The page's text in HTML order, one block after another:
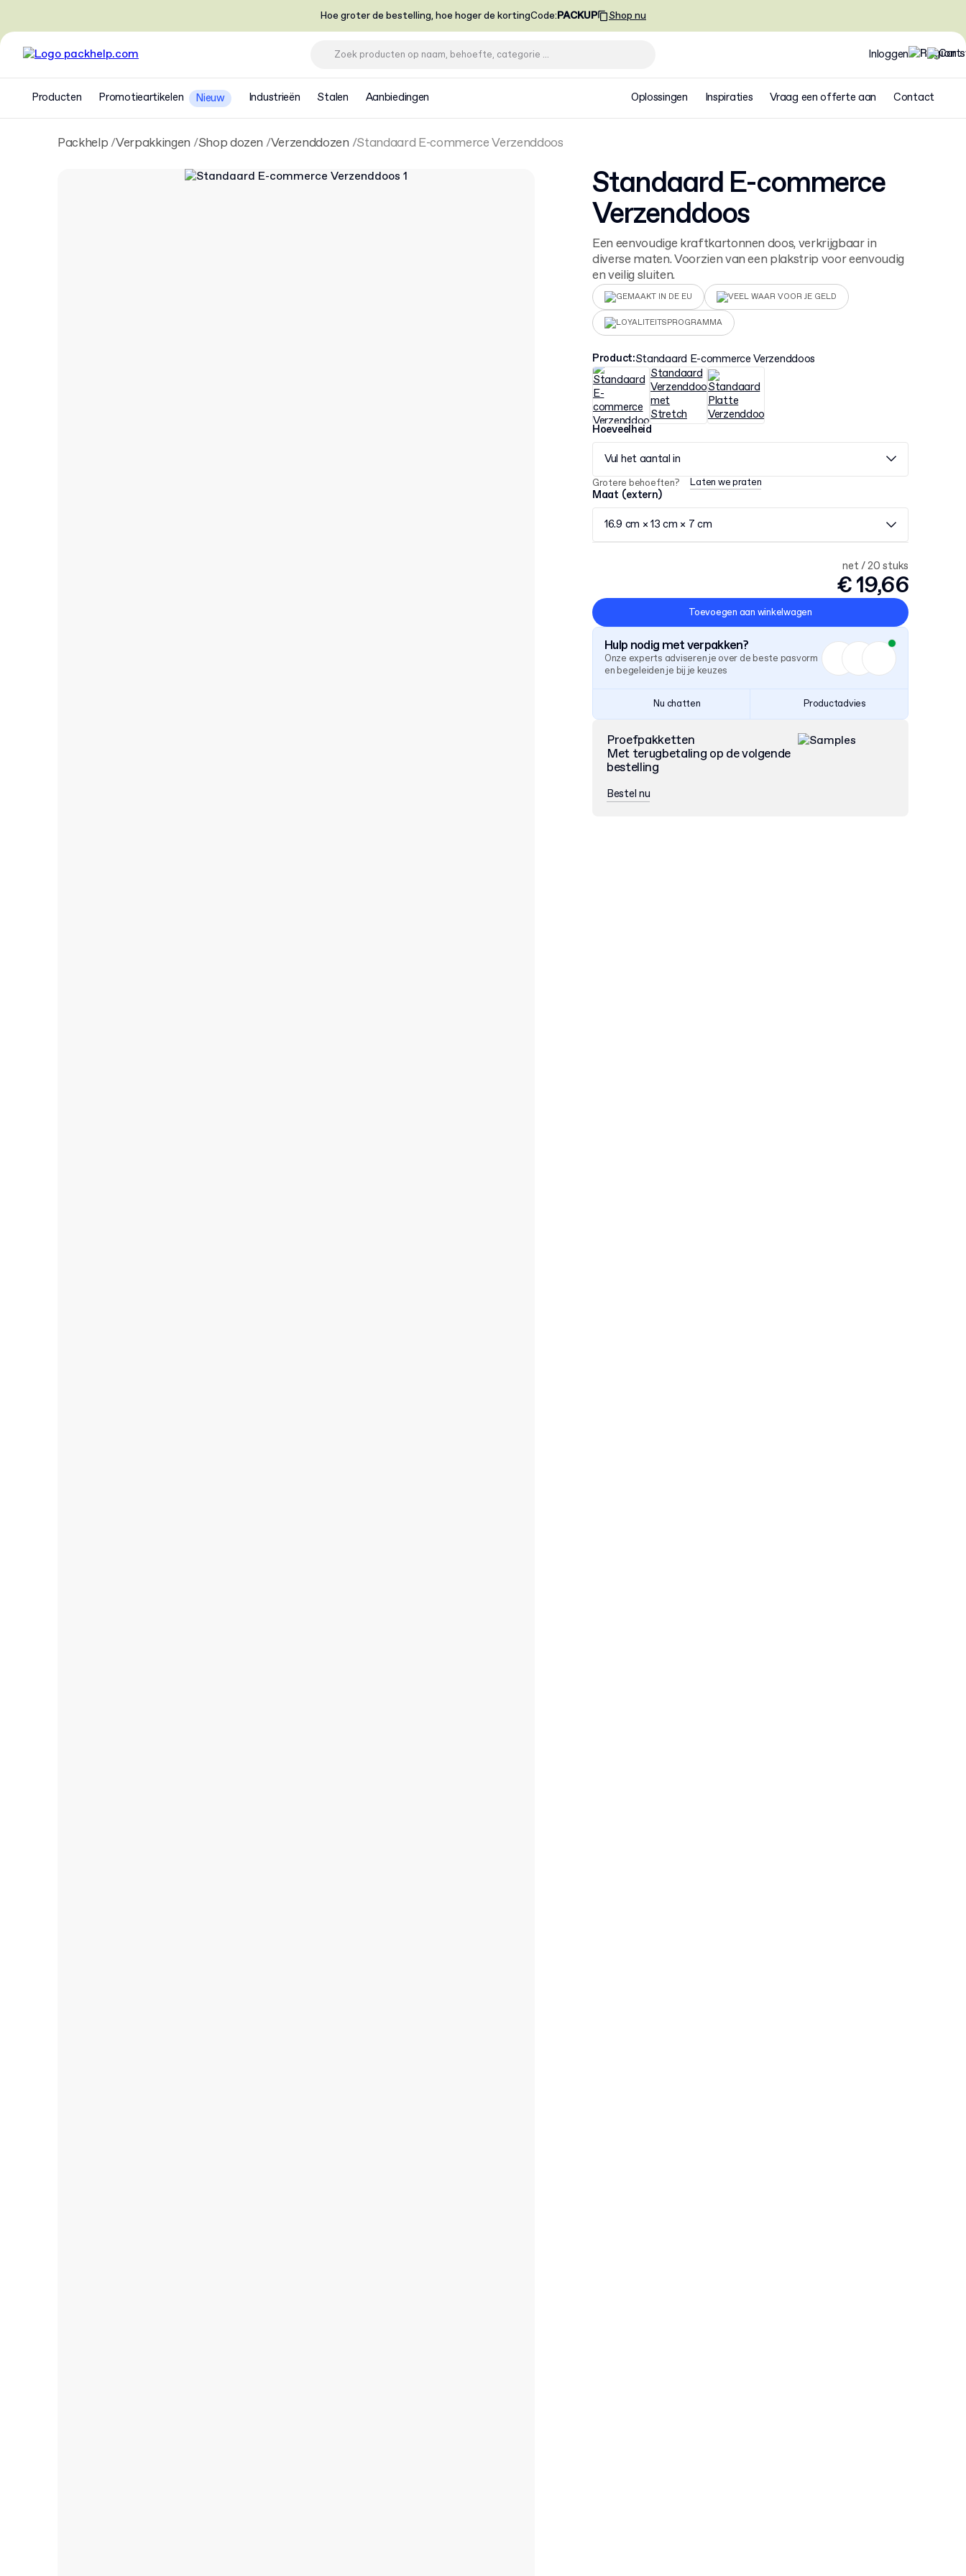
Hoe groter de bestelling, hoe hoger de kortingCode:PACKUP Shop nu
Inloggen
Producten Promotieartikelen Nieuw Industrieën Stalen Aanbiedingen Oplossingen Inspiraties Vraag een offerte aan Contact
Packhelp Verpakkingen Shop dozen Verzenddozen Standaard E-commerce Verzenddoos
Standaard E-commerce
Verzenddoos
Een eenvoudige kraftkartonnen doos, verkrijgbaar in
diverse maten. Voorzien van een plakstrip voor eenvoudig
en veilig sluiten.
GEMAAKT IN DE EU VEEL WAAR VOOR JE GELD
LOYALITEITSPROGRAMMA
Product:Standaard E-commerce Verzenddoos
Hoeveelheid
Vul het aantal in
Grotere behoeften? Laten we praten
Maat (extern)
16.9 cm × 13 cm × 7 cm
net / 20 stuks
€ 19,66
Toevoegen aan winkelwagen
Hulp nodig met verpakken?
Onze experts adviseren je over de beste pasvorm
en begeleiden je bij je keuzes
Nu chatten Productadvies
Proefpakketten
Met terugbetaling op de volgende
bestelling
Bestel nu